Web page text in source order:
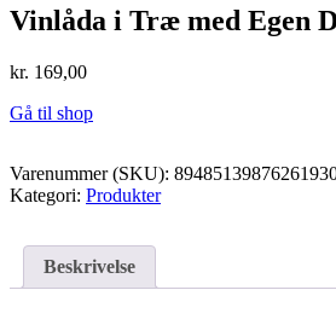
Vinlåda i Træ med Egen
kr. 169,00
Gå til shop
Varenummer (SKU):
Kategori: Produkter
Beskrivelse